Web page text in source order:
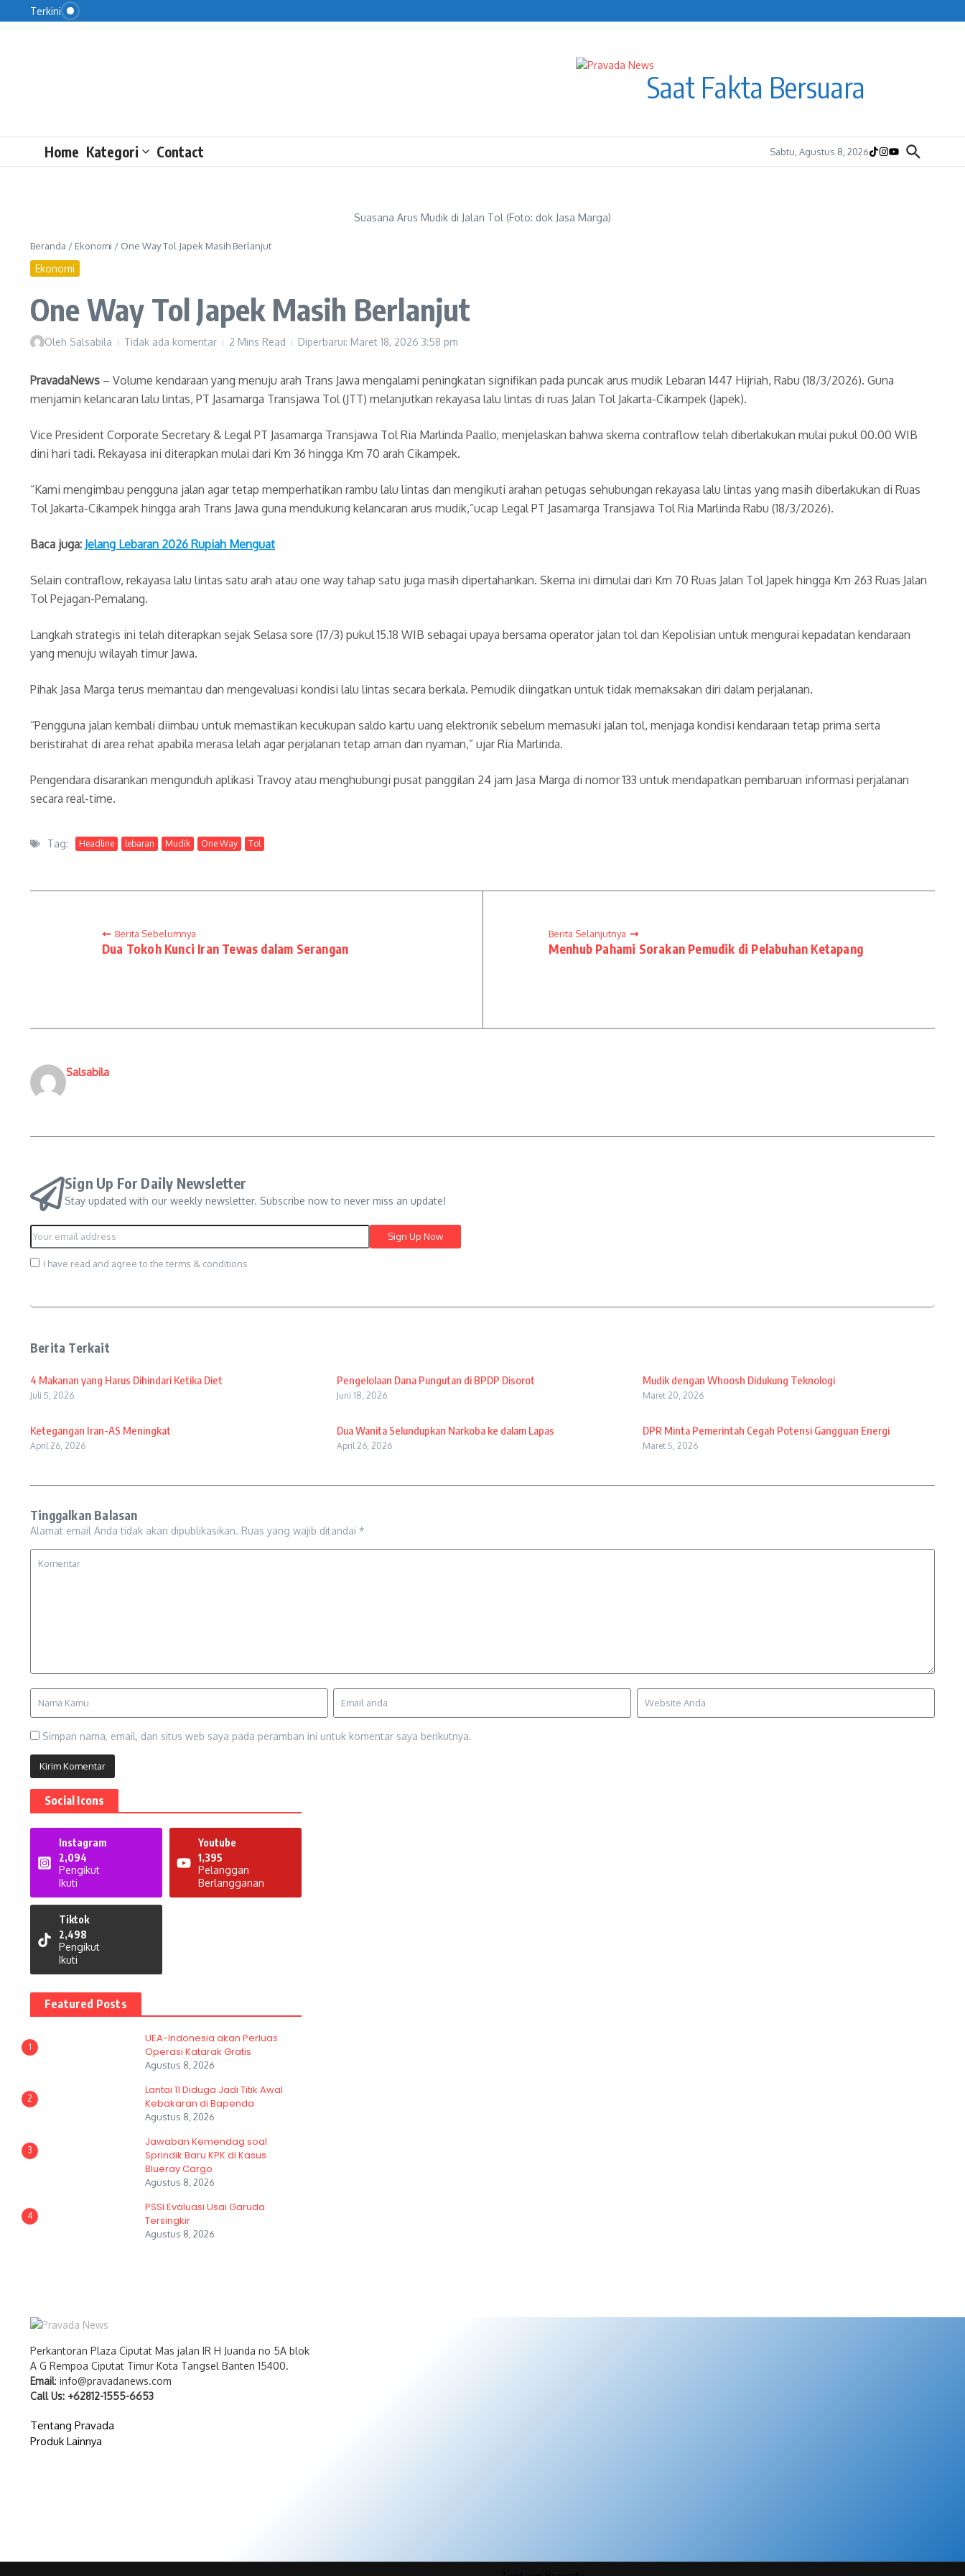
Lewati ke konten
Terkini
Saat Fakta Bersuara
Home Kategori Contact Sabtu, Agustus 8, 2026
Suasana Arus Mudik di Jalan Tol (Foto: dok Jasa Marga)
Beranda / Ekonomi / One Way Tol Japek Masih Berlanjut
Ekonomi
One Way Tol Japek Masih Berlanjut
Oleh Salsabila Tidak ada komentar 2 Mins Read Diperbarui: Maret 18, 2026 3:58 pm
PravadaNews – Volume kendaraan yang menuju arah Trans Jawa mengalami peningkatan signifikan pada puncak arus mudik Lebaran 1447 Hijriah, Rabu (18/3/2026). Guna
menjamin kelancaran lalu lintas, PT Jasamarga Transjawa Tol (JTT) melanjutkan rekayasa lalu lintas di ruas Jalan Tol Jakarta-Cikampek (Japek).
Vice President Corporate Secretary & Legal PT Jasamarga Transjawa Tol Ria Marlinda Paallo, menjelaskan bahwa skema contraflow telah diberlakukan mulai pukul 00.00 WIB
dini hari tadi. Rekayasa ini diterapkan mulai dari Km 36 hingga Km 70 arah Cikampek.
“Kami mengimbau pengguna jalan agar tetap memperhatikan rambu lalu lintas dan mengikuti arahan petugas sehubungan rekayasa lalu lintas yang masih diberlakukan di Ruas
Tol Jakarta-Cikampek hingga arah Trans Jawa guna mendukung kelancaran arus mudik,”ucap Legal PT Jasamarga Transjawa Tol Ria Marlinda Rabu (18/3/2026).
Baca juga: Jelang Lebaran 2026 Rupiah Menguat
Selain contraflow, rekayasa lalu lintas satu arah atau one way tahap satu juga masih dipertahankan. Skema ini dimulai dari Km 70 Ruas Jalan Tol Japek hingga Km 263 Ruas Jalan
Tol Pejagan-Pemalang.
Langkah strategis ini telah diterapkan sejak Selasa sore (17/3) pukul 15.18 WIB sebagai upaya bersama operator jalan tol dan Kepolisian untuk mengurai kepadatan kendaraan
yang menuju wilayah timur Jawa.
Pihak Jasa Marga terus memantau dan mengevaluasi kondisi lalu lintas secara berkala. Pemudik diingatkan untuk tidak memaksakan diri dalam perjalanan.
“Pengguna jalan kembali diimbau untuk memastikan kecukupan saldo kartu uang elektronik sebelum memasuki jalan tol, menjaga kondisi kendaraan tetap prima serta
beristirahat di area rehat apabila merasa lelah agar perjalanan tetap aman dan nyaman,” ujar Ria Marlinda.
Pengendara disarankan mengunduh aplikasi Travoy atau menghubungi pusat panggilan 24 jam Jasa Marga di nomor 133 untuk mendapatkan pembaruan informasi perjalanan
secara real-time.
Tag: Headline lebaran Mudik One Way Tol
Berita Sebelumnya
Dua Tokoh Kunci Iran Tewas dalam Serangan
Berita Selanjutnya
Menhub Pahami Sorakan Pemudik di Pelabuhan Ketapang
Salsabila
Sign Up For Daily Newsletter
Stay updated with our weekly newsletter. Subscribe now to never miss an update!
I have read and agree to the terms & conditions
Berita Terkait
4 Makanan yang Harus Dihindari Ketika Diet
Juli 5, 2026
Pengelolaan Dana Pungutan di BPDP Disorot
Juni 18, 2026
Mudik dengan Whoosh Didukung Teknologi
Maret 20, 2026
Ketegangan Iran-AS Meningkat
April 26, 2026
Dua Wanita Selundupkan Narkoba ke dalam Lapas
April 26, 2026
DPR Minta Pemerintah Cegah Potensi Gangguan Energi
Maret 5, 2026
Tinggalkan Balasan
Alamat email Anda tidak akan dipublikasikan. Ruas yang wajib ditandai *
Simpan nama, email, dan situs web saya pada peramban ini untuk komentar saya berikutnya.
Social Icons
Instagram
2,094
Pengikut
Ikuti
Youtube
1,395
Pelanggan
Berlangganan
Tiktok
2,498
Pengikut
Ikuti
Featured Posts
1
UEA-Indonesia akan Perluas
Operasi Katarak Gratis
Agustus 8, 2026
2
Lantai 11 Diduga Jadi Titik Awal
Kebakaran di Bapenda
Agustus 8, 2026
3
Jawaban Kemendag soal
Sprindik Baru KPK di Kasus
Blueray Cargo
Agustus 8, 2026
4
PSSI Evaluasi Usai Garuda
Tersingkir
Agustus 8, 2026
Perkantoran Plaza Ciputat Mas jalan IR H Juanda no 5A blok
A G Rempoa Ciputat Timur Kota Tangsel Banten 15400.
Email: info@pravadanews.com
Call Us: +62812-1555-6653
Tentang Pravada
Produk Lainnya